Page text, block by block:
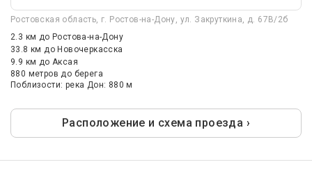
Ростовская область, г. Ростов-на-Дону, ул. Закруткина, д. 67В/2б
2.3 км до Ростова-на-Дону
33.8 кмдо Новочеркасска
9.9 км до Аксая
880 метров до берега
Поблизости: река Дон: 880 м
Расположение и схема проезда ›